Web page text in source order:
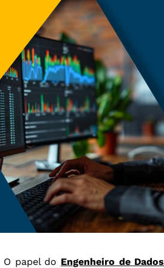
O papel do Engenheiro de Dados